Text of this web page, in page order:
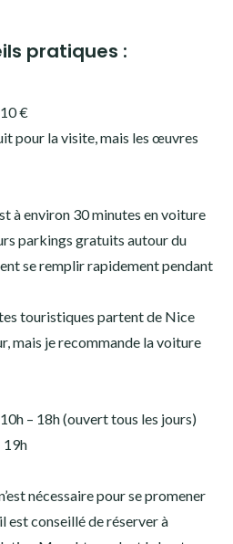
pratiques :
€
pour la visite, mais les œuvres
à environ 30 minutes en voiture
parkings gratuits autour du
se remplir rapidement pendant
touristiques partent de Nice
mais je recommande la voiture
– 18h (ouvert tous les jours)
19h
nécessaire pour se promener
est conseillé de réserver à